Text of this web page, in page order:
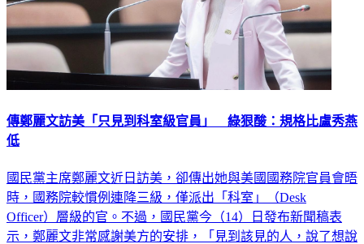
傳鄭麗文訪美「只見到科室級官員」 綠狠酸：規格比盧秀燕
低
國民黨主席鄭麗文近日訪美，卻傳出她與美國國務院官員會晤
時，國務院較慣例連降三級，僅派出「科室」（Desk
Officer）層級的官。不過，國民黨今（14）日發布新聞稿表
示，鄭麗文非常感謝美方的安排，「見到該見的人，說了想說